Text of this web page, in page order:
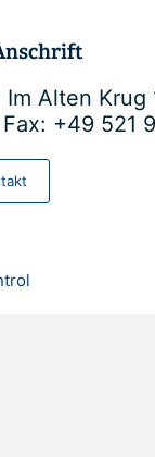
Alten
+49 521